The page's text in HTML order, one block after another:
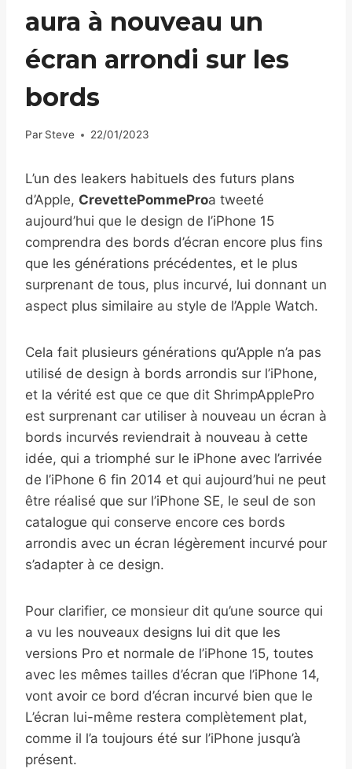
aura à nouveau un
écran arrondi sur les
bords
Par Steve 22/01/2023
L’un des leakers habituels des futurs plans
d’Apple, CrevettePommeProa tweeté
aujourd’hui que le design de l’iPhone 15
comprendra des bords d’écran encore plus fins
que les générations précédentes, et le plus
surprenant de tous, plus incurvé, lui donnant un
aspect plus similaire au style de l’Apple Watch.
Cela fait plusieurs générations qu’Apple n’a pas
utilisé de design à bords arrondis sur l’iPhone,
et la vérité est que ce que dit ShrimpApplePro
est surprenant car utiliser à nouveau un écran à
bords incurvés reviendrait à nouveau à cette
idée, qui a triomphé sur le iPhone avec l’arrivée
de l’iPhone 6 fin 2014 et qui aujourd’hui ne peut
être réalisé que sur l’iPhone SE, le seul de son
catalogue qui conserve encore ces bords
arrondis avec un écran légèrement incurvé pour
s’adapter à ce design.
Pour clarifier, ce monsieur dit qu’une source qui
a vu les nouveaux designs lui dit que les
versions Pro et normale de l’iPhone 15, toutes
avec les mêmes tailles d’écran que l’iPhone 14,
vont avoir ce bord d’écran incurvé bien que le
L’écran lui-même restera complètement plat,
comme il l’a toujours été sur l’iPhone jusqu’à
présent.